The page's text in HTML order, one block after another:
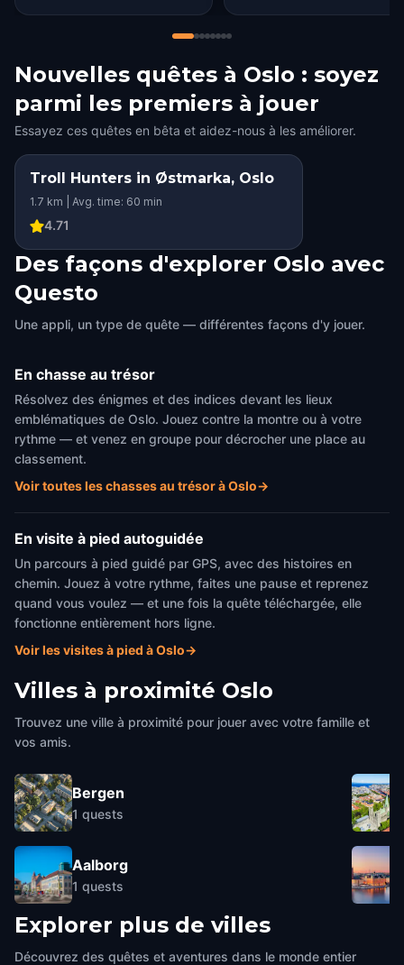
Nouvelles quêtes à Oslo : soyez
parmi les premiers à jouer
Essayez ces quêtes en bêta et aidez-nous à les améliorer.
Troll Hunters in Østmarka, Oslo
1.7 km | Avg. time: 60 min
4.71
Des façons d'explorer Oslo avec
Questo
Une appli, un type de quête — différentes façons d'y jouer.
En chasse au trésor
Résolvez des énigmes et des indices devant les lieux
emblématiques de Oslo. Jouez contre la montre ou à votre
rythme — et venez en groupe pour décrocher une place au
classement.
Voir toutes les chasses au trésor à Oslo→
En visite à pied autoguidée
Un parcours à pied guidé par GPS, avec des histoires en
chemin. Jouez à votre rythme, faites une pause et reprenez
quand vous voulez — et une fois la quête téléchargée, elle
fonctionne entièrement hors ligne.
Voir les visites à pied à Oslo→
Villes à proximité Oslo
Trouvez une ville à proximité pour jouer avec votre famille et
vos amis.
Bergen
1 quests
Aalborg
1 quests
Explorer plus de villes
Découvrez des quêtes et aventures dans le monde entier